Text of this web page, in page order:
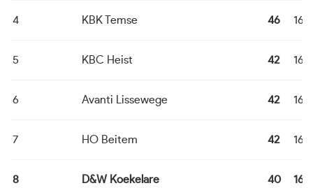
4 KBK Temse 46 16
5 KBC Heist 42 16
6 Avanti Lissewege 42 16
7 HO Beitem 42 16
8 D&W Koekelare 40 16